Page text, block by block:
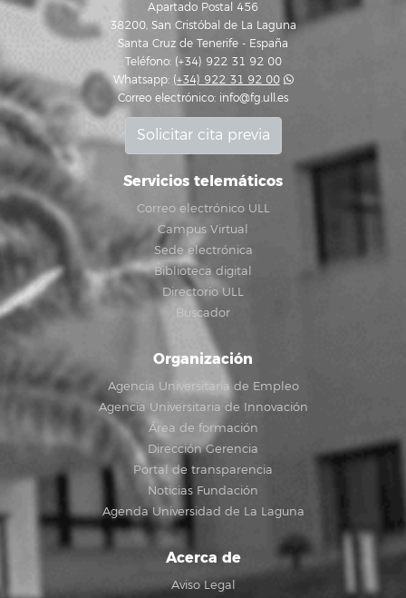
Apartado Postal 456
38200, San Cristóbal de La Laguna
Santa Cruz de Tenerife - España
Teléfono: (+34) 922 31 92 00
Whatsapp: (+34) 922 31 92 00
Correo electrónico: info@fg.ull.es
Solicitar cita previa
Servicios telemáticos
Correo electrónico ULL
Campus Virtual
Sede electrónica
Biblioteca digital
Directorio ULL
Buscador
Organización
Agencia Universitaria de Empleo
Agencia Universitaria de Innovación
Área de formación
Dirección Gerencia
Portal de transparencia
Noticias Fundación
Agenda Universidad de La Laguna
Acerca de
Aviso Legal